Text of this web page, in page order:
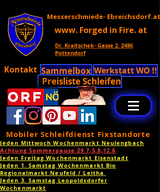
Messerschmiede- Ebreichsdorf.at
www. Forged in Fire. at
Dr. Kraitschek- Gasse 2. 2486
Pottendorf
Kontakt Sammelbox Werkstatt WO !!
Preisliste Schleifen
Mobiler Schleifdienst Fixstandorte
Jeden Mittwoch Wochenmarkt Neulengbach
Achtung Sommerpause 29.7,5.8,12.8
Jeden Freitag Wochenmarkt Eisenstadt
Jeden 1. Samstag Wochenmarkt Bio
Regionalmarkt Neufeld / Leitha
Jeden 3. Samstag Leopoldsdorfer
Wochenmarkt